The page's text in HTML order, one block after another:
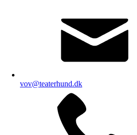
vov@teaterhund.dk